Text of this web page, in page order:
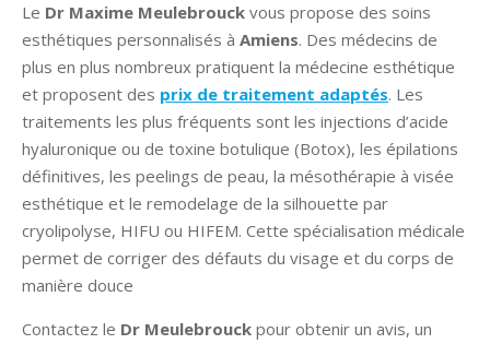
Le Dr Maxime Meulebrouck vous propose des soins
esthétiques personnalisés à Amiens. Des médecins de
plus en plus nombreux pratiquent la médecine esthétique
et proposent des prix de traitement adaptés. Les
traitements les plus fréquents sont les injections d’acide
hyaluronique ou de toxine botulique (Botox), les épilations
définitives, les peelings de peau, la mésothérapie à visée
esthétique et le remodelage de la silhouette par
cryolipolyse, HIFU ou HIFEM. Cette spécialisation médicale
permet de corriger des défauts du visage et du corps de
manière douce
Contactez le Dr Meulebrouck pour obtenir un avis, un